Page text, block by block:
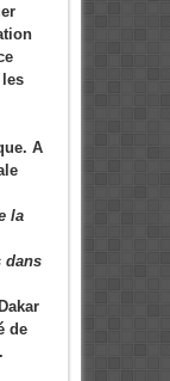
A
la
dans
de